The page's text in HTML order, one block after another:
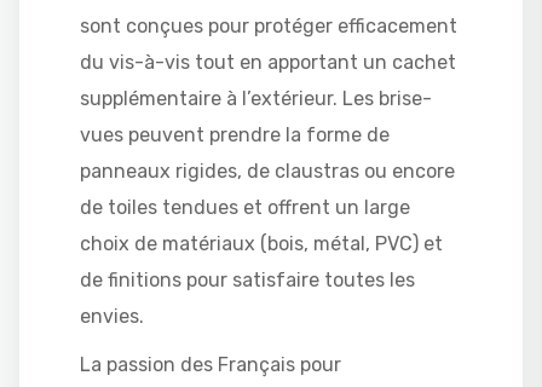
sont conçues pour protéger efficacement
du vis-à-vis tout en apportant un cachet
supplémentaire à l’extérieur. Les brise-
vues peuvent prendre la forme de
panneaux rigides, de claustras ou encore
de toiles tendues et offrent un large
choix de matériaux (bois, métal, PVC) et
de finitions pour satisfaire toutes les
envies.
La passion des Français pour